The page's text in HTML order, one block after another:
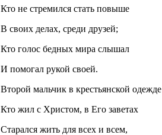
Кто не стремился стать повыше
В своих делах, среди друзей;
Кто голос бедных мира слышал
И помогал рукой своей.
Второй мальчик в крестьянской
Кто жил с Христом, в Его заветах
Старался жить для всех и всем,